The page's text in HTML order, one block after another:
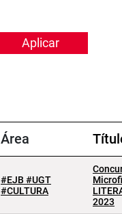
Área
#EJB #UGT
#CULTURA
2023